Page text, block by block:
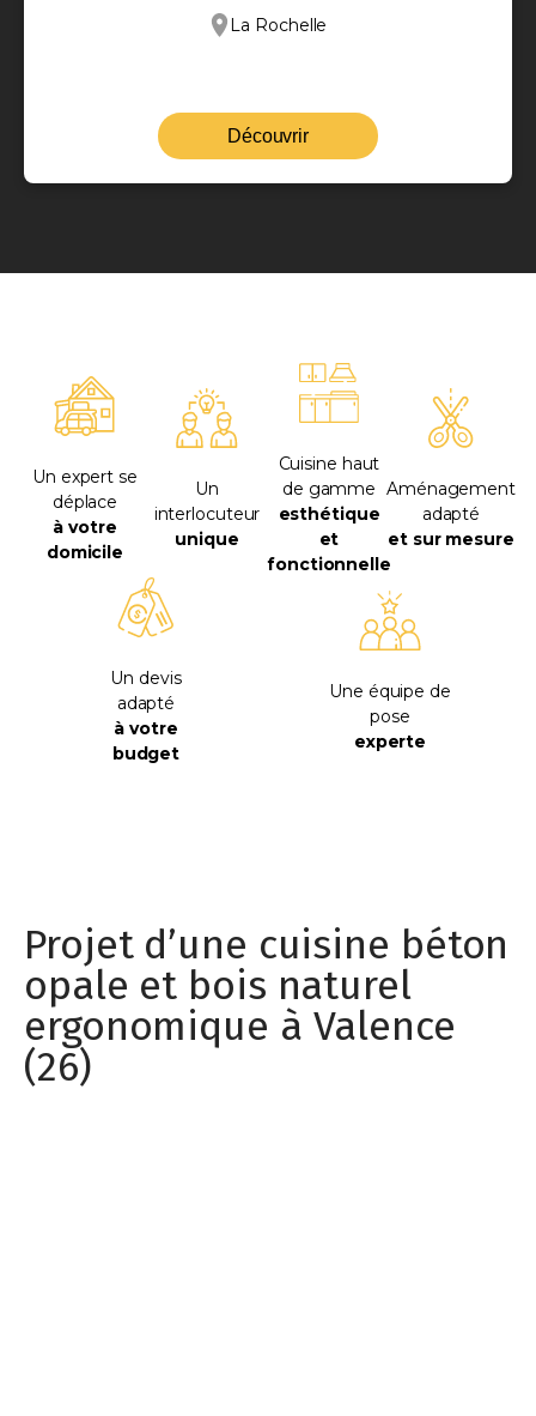
La Rochelle
Découvrir
Un expert se
déplace
à votre
domicile
Un
interlocuteur
unique
Cuisine haut
de gamme
esthétique
et
fonctionnelle
Aménagement
adapté
et sur mesure
Un devis
adapté
à votre
budget
Une équipe de
pose
experte
Projet d’une cuisine béton
opale et bois naturel
ergonomique à Valence
(26)